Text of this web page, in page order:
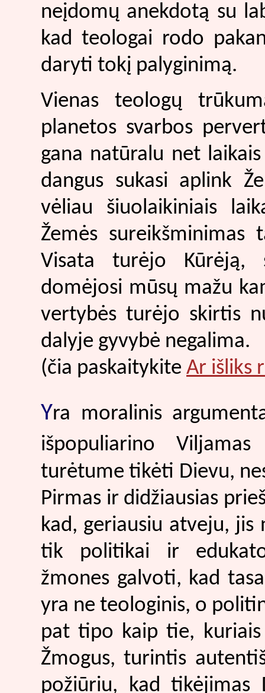
neįdomų anekdotą su
kad teologai rodo
daryti tokį palyginimą.
Vienas teologų
planetos svarbos
gana natūralu net
dangus sukasi aplink
vėliau šiuolaikiniais
Žemės sureikšminimas
Visata turėjo Kūrėją,
domėjosi mūsų mažu
vertybės turėjo skirtis
dalyje gyvybė negalima.
(čia paskaitykite Ar išliks
Yra moralinis
išpopuliarino Viljamas
turėtume tikėti Dievu,
Pirmas ir didžiausias
kad, geriausiu atveju, jis
tik politikai ir
žmones galvoti, kad
yra ne teologinis, o
pat tipo kaip tie,
Žmogus, turintis
požiūriu, kad tikėjimas